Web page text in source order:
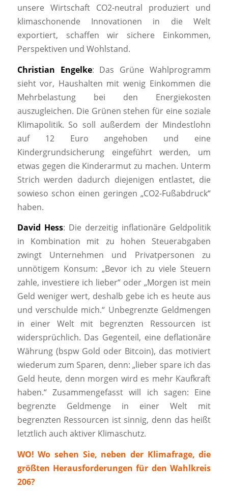
unsere Wirtschaft CO2-neutral produziert und
klimaschonende Innovationen in die Welt
exportiert, schaffen wir sichere Einkommen,
Perspektiven und Wohlstand.
Christian Engelke: Das Grüne Wahlprogramm
sieht vor, Haushalten mit wenig Einkommen die
Mehrbelastung bei den Energiekosten
auszugleichen. Die Grünen stehen für eine soziale
Klimapolitik. So soll außerdem der Mindestlohn
auf 12 Euro angehoben und eine
Kindergrundsicherung eingeführt werden, um
etwas gegen die Kinderarmut zu machen. Unterm
Strich werden dadurch diejenigen entlastet, die
sowieso schon einen geringen „CO2-Fußabdruck“
haben.
David Hess: Die derzeitig inflationäre Geldpolitik
in Kombination mit zu hohen Steuerabgaben
zwingt Unternehmen und Privatpersonen zu
unnötigem Konsum: „Bevor ich zu viele Steuern
zahle, investiere ich lieber“ oder „Morgen ist mein
Geld weniger wert, deshalb gebe ich es heute aus
und verschulde mich.“ Unbegrenzte Geldmengen
in einer Welt mit begrenzten Ressourcen ist
widersprüchlich. Das Gegenteil, eine deflationäre
Währung (bspw Gold oder Bitcoin), das motiviert
wiederum zum Sparen, denn: „lieber spare ich das
Geld heute, denn morgen wird es mehr Kaufkraft
haben.“ Zusammengefasst will ich sagen: Eine
begrenzte Geldmenge in einer Welt mit
begrenzten Ressourcen ist sinnig, denn das heißt
letztlich auch aktiver Klimaschutz.
WO! Wo sehen Sie, neben der Klimafrage, die
größten Herausforderungen für den Wahlkreis
206?